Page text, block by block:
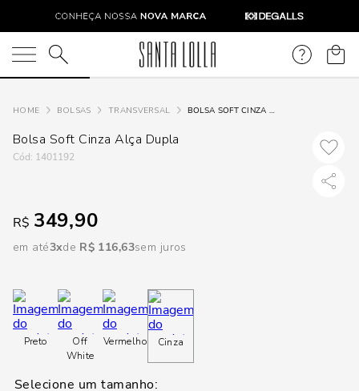
O que você está procurando?
BOLSAS TRANSVERSAL BOLSA SOFT CINZA ALÇA DUPLA
Bolsa Soft Cinza Alça Dupla
: 1401192
R$ 349,90
em até3 R$ 116,63sem juros
Preto
Off
White
Vermelho Cinza